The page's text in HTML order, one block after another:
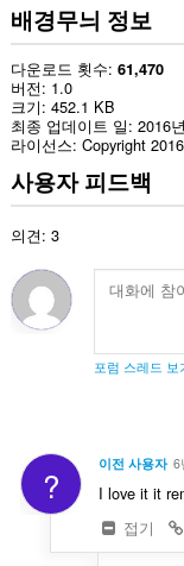
배경무늬 정보
다운로드 횟수 61,470
버전 1.0
크기 452.1 KB
최종 업데이트 일 2016
라이선스 Copyright
사용자 피드백
의견: 3
포럼 스레드 보
? 이전 사용자 6
I love it it
접기